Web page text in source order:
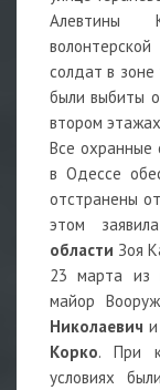
Алевтины
солдат в
были выбиты
втором
Все охранные
в Одессе
отстранены
этом
области Зоя
23 марта из
майор
Николаевич
Корко. При
условиях